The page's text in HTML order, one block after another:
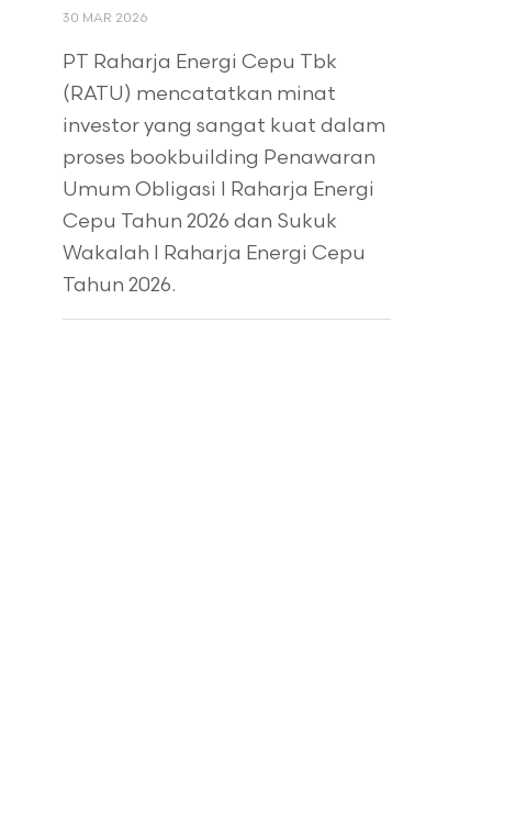
30 MAR 2026
PT Raharja Energi Cepu Tbk
(RATU) mencatatkan minat
investor yang sangat kuat dalam
proses bookbuilding Penawaran
Umum Obligasi I Raharja Energi
Cepu Tahun 2026 dan Sukuk
Wakalah I Raharja Energi Cepu
Tahun 2026.